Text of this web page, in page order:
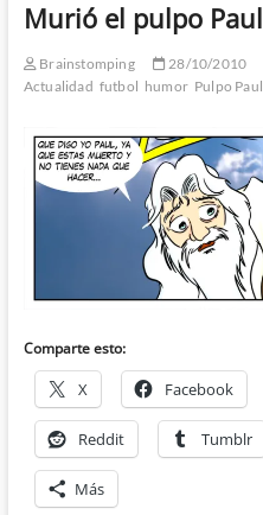
Murió el pulpo Paul
Brainstomping 28/10/2010
Actualidad futbol humor Pulpo Paul
Comparte esto:
X Facebook
Reddit Tumblr
Más